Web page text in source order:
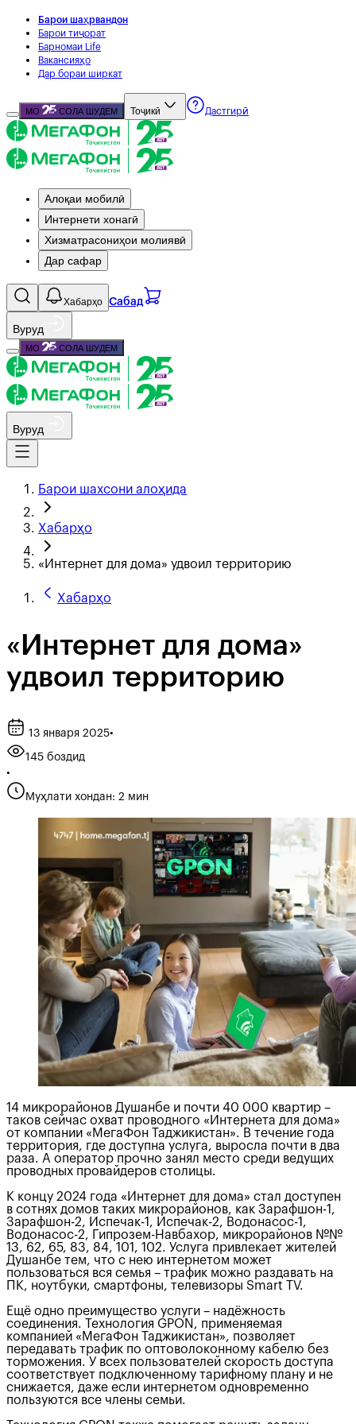
Барои шаҳрвандон
Барои тиҷорат
Барномаи Life
Вакансияҳо
Дар бораи ширкат
МО СОЛА ШУДЕМ Тоҷикӣ Дастгирӣ
Алоқаи мобилӣ
Интернети хонагӣ
Хизматрасониҳои молиявӣ
Дар сафар
Хабарҳо Сабад
Вуруд
МО СОЛА ШУДЕМ
Вуруд
Барои шахсони алоҳида
Хабарҳо
«Интернет для дома» удвоил территорию
Хабарҳо
«Интернет для дома»
удвоил территорию
13 января 2025•
145 боздид
•
Муҳлати хондан: 2 мин
14 микрорайонов Душанбе и почти 40 000 квартир –
таков сейчас охват проводного «Интернета для дома»
от компании «МегаФон Таджикистан». В течение года
территория, где доступна услуга, выросла почти в два
раза. А оператор прочно занял место среди ведущих
проводных провайдеров столицы.
К концу 2024 года «Интернет для дома» стал доступен
в сотнях домов таких микрорайонов, как Зарафшон-1,
Зарафшон-2, Испечак-1, Испечак-2, Водонасос-1,
Водонасос-2, Гипрозем-Навбахор, микрорайонов №№
13, 62, 65, 83, 84, 101, 102. Услуга привлекает жителей
Душанбе тем, что с нею интернетом может
пользоваться вся семья – трафик можно раздавать на
ПК, ноутбуки, смартфоны, телевизоры Smart TV.
Ещё одно преимущество услуги – надёжность
соединения. Технология GPON, применяемая
компанией «МегаФон Таджикистан», позволяет
передавать трафик по оптоволоконному кабелю без
торможения. У всех пользователей скорость доступа
соответствует подключенному тарифному плану и не
снижается, даже если интернетом одновременно
пользуются все члены семьи.